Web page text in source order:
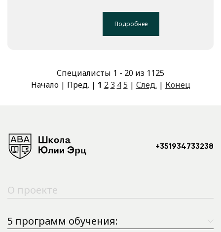
Подробнее
Специалисты 1 - 20 из 1125
Начало | Пред. | 1 2 3 4 5 | След. | Конец
+351934733238
О проекте
5 программ обучения: